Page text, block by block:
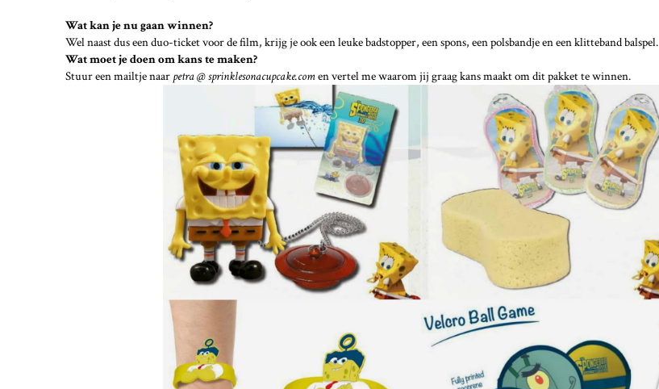
Wat kan je nu gaan winnen?
Wel naast dus een duo-ticket voor de film, krijg je ook een leuke badstopper, een spons, een polsbandje en een klitteband balspel.
Wat moet je doen om kans te maken?
Stuur een mailtje naar petra @ sprinklesonacupcake.comen vertel me waarom jij graag kans maakt om dit pakket te winnen.